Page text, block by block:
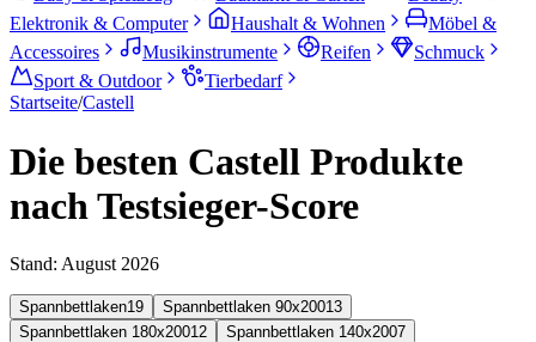
Elektronik & Computer
Haushalt & Wohnen
Möbel &
Accessoires
Musikinstrumente Reifen
Schmuck
Sport & Outdoor
Tierbedarf
Startseite/Castell
Die besten Castell Produkte
nach Testsieger-Score
Stand: August 2026
Spannbettlaken19 Spannbettlaken 90x20013
Spannbettlaken 180x20012 Spannbettlaken 140x2007